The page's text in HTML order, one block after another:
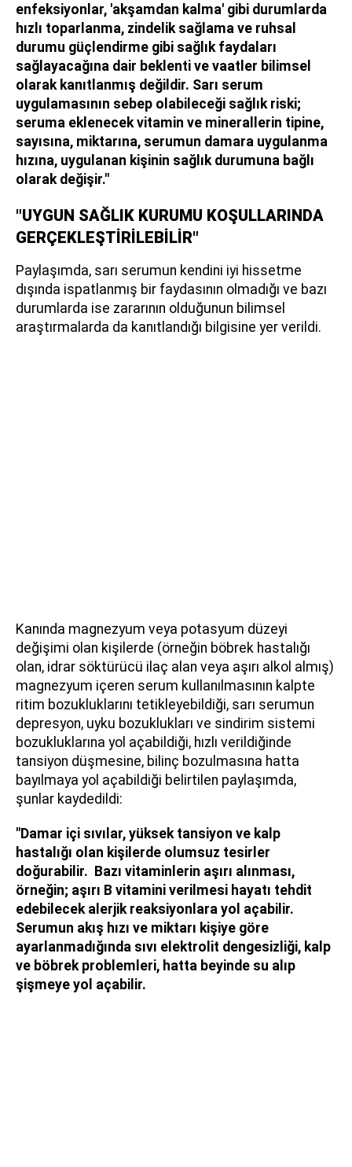
enfeksiyonlar, 'akşamdan kalma' gibi durumlarda
hızlı toparlanma, zindelik sağlama ve ruhsal
durumu güçlendirme gibi sağlık faydaları
sağlayacağına dair beklenti ve vaatler bilimsel
olarak kanıtlanmış değildir. Sarı serum
uygulamasının sebep olabileceği sağlık riski;
seruma eklenecek vitamin ve minerallerin tipine,
sayısına, miktarına, serumun damara uygulanma
hızına, uygulanan kişinin sağlık durumuna bağlı
olarak değişir."
"UYGUN SAĞLIK KURUMU KOŞULLARINDA
GERÇEKLEŞTİRİLEBİLİR"
Paylaşımda, sarı serumun kendini iyi hissetme
dışında ispatlanmış bir faydasının olmadığı ve bazı
durumlarda ise zararının olduğunun bilimsel
araştırmalarda da kanıtlandığı bilgisine yer verildi.
⁠Kanında magnezyum veya potasyum düzeyi
değişimi olan kişilerde (örneğin böbrek hastalığı
olan, idrar söktürücü ilaç alan veya aşırı alkol almış)
magnezyum içeren serum kullanılmasının kalpte
ritim bozukluklarını tetikleyebildiği, sarı serumun
depresyon, uyku bozuklukları ve sindirim sistemi
bozukluklarına yol açabildiği, hızlı verildiğinde
tansiyon düşmesine, bilinç bozulmasına hatta
bayılmaya yol açabildiği belirtilen paylaşımda,
şunlar kaydedildi:
"Damar içi sıvılar, yüksek tansiyon ve kalp
hastalığı olan kişilerde olumsuz tesirler
doğurabilir. ⁠ Bazı vitaminlerin aşırı alınması,
örneğin; aşırı B vitamini verilmesi hayatı tehdit
edebilecek alerjik reaksiyonlara yol açabilir.
⁠Serumun akış hızı ve miktarı kişiye göre
ayarlanmadığında sıvı elektrolit dengesizliği, kalp
ve böbrek problemleri, hatta beyinde su alıp
şişmeye yol açabilir.